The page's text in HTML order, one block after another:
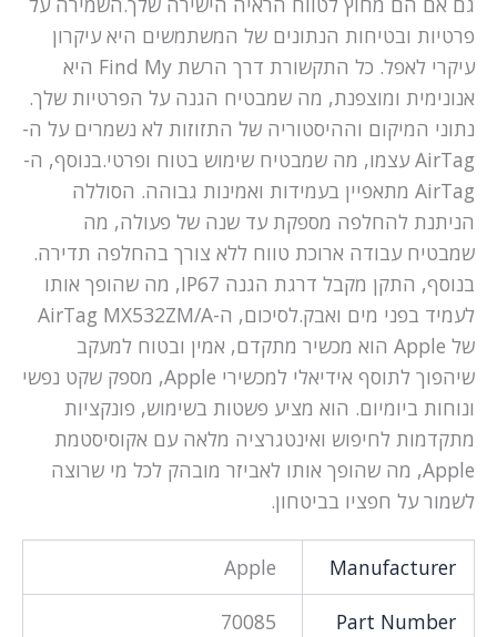
פרטיות ובטיחות הנתונים של המשתמשים היא עיקרון
עיקרי לאפל. כל התקשורת דרך הרשת Find My היא
אנונימית ומוצפנת, מה שמבטיח הגנה על הפרטיות שלך.
נתוני המיקום וההיסטוריה של התזוזות לא נשמרים על ה-
AirTag עצמו, מה שמבטיח שימוש בטוח ופרטי.בנוסף, ה-
AirTag מתאפיין בעמידות ואמינות גבוהה. הסוללה
הניתנת להחלפה מספקת עד שנה של פעולה, מה
שמבטיח עבודה ארוכת טווח ללא צורך בהחלפה תדירה.
בנוסף, התקן מקבל דרגת הגנה IP67, מה שהופך אותו
לעמיד בפני מים ואבק.לסיכום, ה-AirTag MX532ZM/A
של Apple הוא מכשיר מתקדם, אמין ובטוח למעקב
שיהפוך לתוסף אידיאלי למכשירי Apple, מספק שקט נפשי
ונוחות ביומיום. הוא מציע פשטות בשימוש, פונקציות
מתקדמות לחיפוש ואינטגרציה מלאה עם אקוסיסטמת
Apple, מה שהופך אותו לאביזר מובהק לכל מי שרוצה
לשמור על חפציו בביטחון.
Manufacturer
Apple
Part Number
70085